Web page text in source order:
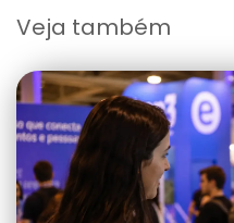
Veja também